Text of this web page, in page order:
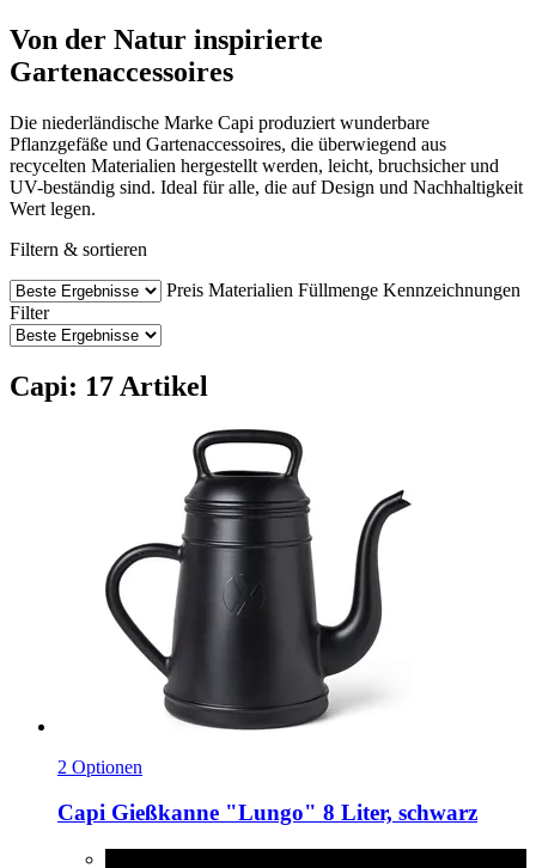
Von der Natur inspirierte
Gartenaccessoires
Die niederländische Marke Capi produziert wunderbare
Pflanzgefäße und Gartenaccessoires, die überwiegend aus
recycelten Materialien hergestellt werden, leicht, bruchsicher und
UV-beständig sind. Ideal für alle, die auf Design und Nachhaltigkeit
Wert legen.
Filtern & sortieren
Preis Materialien Füllmenge Kennzeichnungen
Filter
Capi: 17 Artikel
2 Optionen
Capi Gießkanne "Lungo" 8 Liter, schwarz